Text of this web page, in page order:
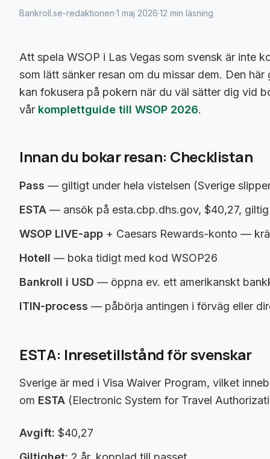
Bankroll.se-redaktionen·1 maj 2026·12 min läsning
Att spela WSOP i Las Vegas som svensk är inte
som lätt sänker resan om du missar dem. Den
kan fokusera på pokern när du väl sätter dig vid
vår komplettguide till WSOP 2026.
Innan du bokar resan: Checklistan
Pass — giltigt under hela vistelsen (Sverige
ESTA — ansök på esta.cbp.dhs.gov, $40,27,
WSOP LIVE-app + Caesars Rewards-konto —
Hotell — boka tidigt med kod WSOP26
Bankroll i USD — öppna ev. ett amerikanskt
ITIN-process — påbörja antingen i förväg eller
ESTA: Inresetillstånd för svenskar
Sverige är med i Visa Waiver Program, vilket
om ESTA (Electronic System for Travel
Avgift: $40,27